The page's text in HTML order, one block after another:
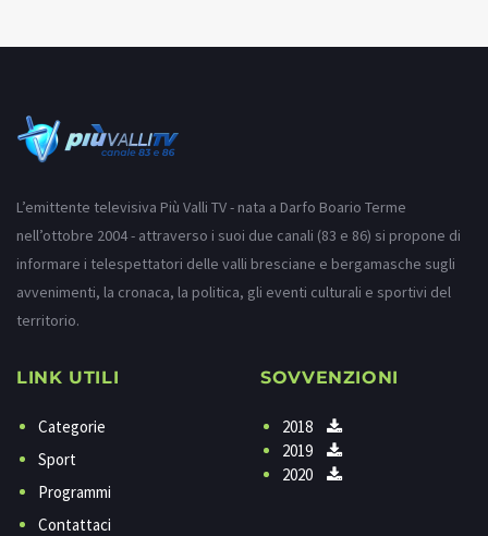
L’emittente televisiva Più Valli TV - nata a Darfo Boario Terme
nell’ottobre 2004 - attraverso i suoi due canali (83 e 86) si propone di
informare i telespettatori delle valli bresciane e bergamasche sugli
avvenimenti, la cronaca, la politica, gli eventi culturali e sportivi del
territorio.
LINK UTILI
Categorie
Sport
Programmi
Contattaci
SOVVENZIONI
2018
2019
2020